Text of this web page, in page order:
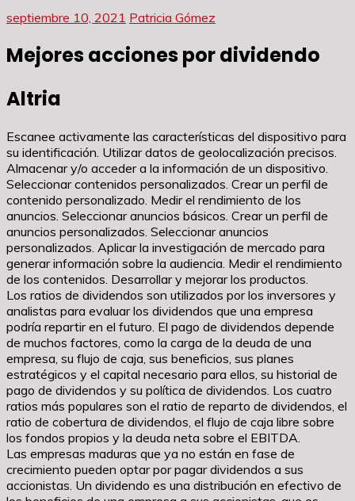
septiembre 10, 2021 Patricia Gómez
Mejores acciones por dividendo
Altria
Escanee activamente las características del dispositivo para
su identificación. Utilizar datos de geolocalización precisos.
Almacenar y/o acceder a la información de un dispositivo.
Seleccionar contenidos personalizados. Crear un perfil de
contenido personalizado. Medir el rendimiento de los
anuncios. Seleccionar anuncios básicos. Crear un perfil de
anuncios personalizados. Seleccionar anuncios
personalizados. Aplicar la investigación de mercado para
generar información sobre la audiencia. Medir el rendimiento
de los contenidos. Desarrollar y mejorar los productos.
Los ratios de dividendos son utilizados por los inversores y
analistas para evaluar los dividendos que una empresa
podría repartir en el futuro. El pago de dividendos depende
de muchos factores, como la carga de la deuda de una
empresa, su flujo de caja, sus beneficios, sus planes
estratégicos y el capital necesario para ellos, su historial de
pago de dividendos y su política de dividendos. Los cuatro
ratios más populares son el ratio de reparto de dividendos, el
ratio de cobertura de dividendos, el flujo de caja libre sobre
los fondos propios y la deuda neta sobre el EBITDA.
Las empresas maduras que ya no están en fase de
crecimiento pueden optar por pagar dividendos a sus
accionistas. Un dividendo es una distribución en efectivo de